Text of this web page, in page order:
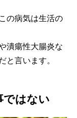
の病気は生活の
潰瘍性大腸炎な
と言います。
ではない